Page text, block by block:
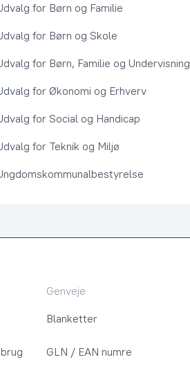
for Børn og Familie
for Børn og Skole
for Børn, Familie og Undervisning
for Økonomi og Erhverv
for Social og Handicap
for Teknik og Miljø
Genveje
Blanketter
GLN / EAN numre